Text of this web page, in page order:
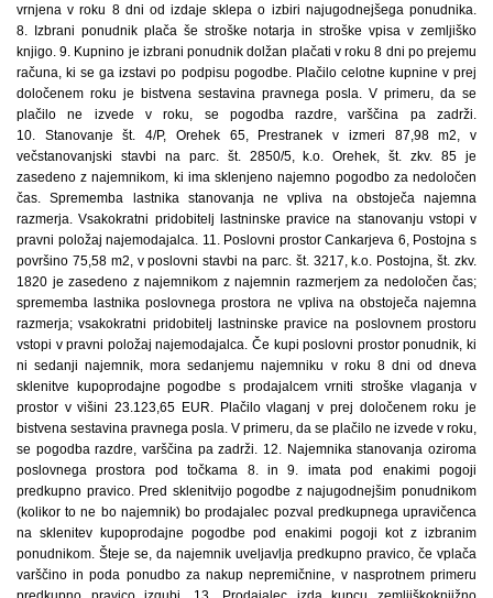
vrnjena v roku 8 dni od izdaje sklepa o izbiri najugodnejšega ponudnika.
8. Izbrani ponudnik plača še stroške notarja in stroške vpisa v zemljiško
knjigo. 9. Kupnino je izbrani ponudnik dolžan plačati v roku 8 dni po prejemu
računa, ki se ga izstavi po podpisu pogodbe. Plačilo celotne kupnine v prej
določenem roku je bistvena sestavina pravnega posla. V primeru, da se
plačilo ne izvede v roku, se pogodba razdre, varščina pa zadrži.
10. Stanovanje št. 4/P, Orehek 65, Prestranek v izmeri 87,98 m2, v
večstanovanjski stavbi na parc. št. 2850/5, k.o. Orehek, št. zkv. 85 je
zasedeno z najemnikom, ki ima sklenjeno najemno pogodbo za nedoločen
čas. Sprememba lastnika stanovanja ne vpliva na obstoječa najemna
razmerja. Vsakokratni pridobitelj lastninske pravice na stanovanju vstopi v
pravni položaj najemodajalca. 11. Poslovni prostor Cankarjeva 6, Postojna s
površino 75,58 m2, v poslovni stavbi na parc. št. 3217, k.o. Postojna, št. zkv.
1820 je zasedeno z najemnikom z najemnin razmerjem za nedoločen čas;
sprememba lastnika poslovnega prostora ne vpliva na obstoječa najemna
razmerja; vsakokratni pridobitelj lastninske pravice na poslovnem prostoru
vstopi v pravni položaj najemodajalca. Če kupi poslovni prostor ponudnik, ki
ni sedanji najemnik, mora sedanjemu najemniku v roku 8 dni od dneva
sklenitve kupoprodajne pogodbe s prodajalcem vrniti stroške vlaganja v
prostor v višini 23.123,65 EUR. Plačilo vlaganj v prej določenem roku je
bistvena sestavina pravnega posla. V primeru, da se plačilo ne izvede v roku,
se pogodba razdre, varščina pa zadrži. 12. Najemnika stanovanja oziroma
poslovnega prostora pod točkama 8. in 9. imata pod enakimi pogoji
predkupno pravico. Pred sklenitvijo pogodbe z najugodnejšim ponudnikom
(kolikor to ne bo najemnik) bo prodajalec pozval predkupnega upravičenca
na sklenitev kupoprodajne pogodbe pod enakimi pogoji kot z izbranim
ponudnikom. Šteje se, da najemnik uveljavlja predkupno pravico, če vplača
varščino in poda ponudbo za nakup nepremičnine, v nasprotnem primeru